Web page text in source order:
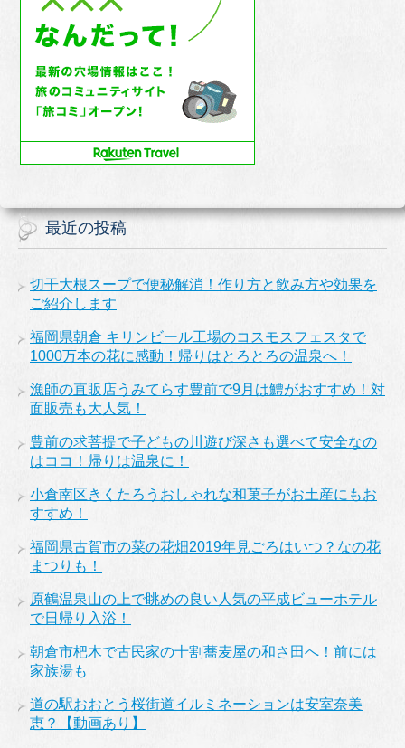
最近の投稿
切干大根スープで便秘解消！作り方と飲み方や効果を
ご紹介します
福岡県朝倉 キリンビール工場のコスモスフェスタで
1000万本の花に感動！帰りはとろとろの温泉へ！
漁師の直販店うみてらす豊前で9月は鱧がおすすめ！対
面販売も大人気！
豊前の求菩提で子どもの川遊び深さも選べて安全なの
はココ！帰りは温泉に！
小倉南区きくたろうおしゃれな和菓子がお土産にもお
すすめ！
福岡県古賀市の菜の花畑2019年見ごろはいつ？なの花
まつりも！
原鶴温泉山の上で眺めの良い人気の平成ビューホテル
で日帰り入浴！
朝倉市杷木で古民家の十割蕎麦屋の和さ田へ！前には
家族湯も
道の駅おおとう桜街道イルミネーションは安室奈美
恵？【動画あり】